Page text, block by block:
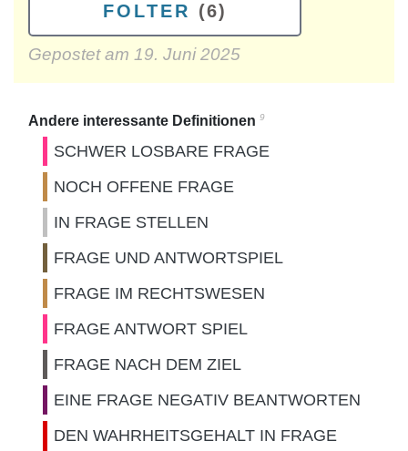
FOLTER (6)
Gepostet am 19. Juni 2025
Andere interessante Definitionen 9
SCHWER LOSBARE FRAGE
NOCH OFFENE FRAGE
IN FRAGE STELLEN
FRAGE UND ANTWORTSPIEL
FRAGE IM RECHTSWESEN
FRAGE ANTWORT SPIEL
FRAGE NACH DEM ZIEL
EINE FRAGE NEGATIV BEANTWORTEN
DEN WAHRHEITSGEHALT IN FRAGE